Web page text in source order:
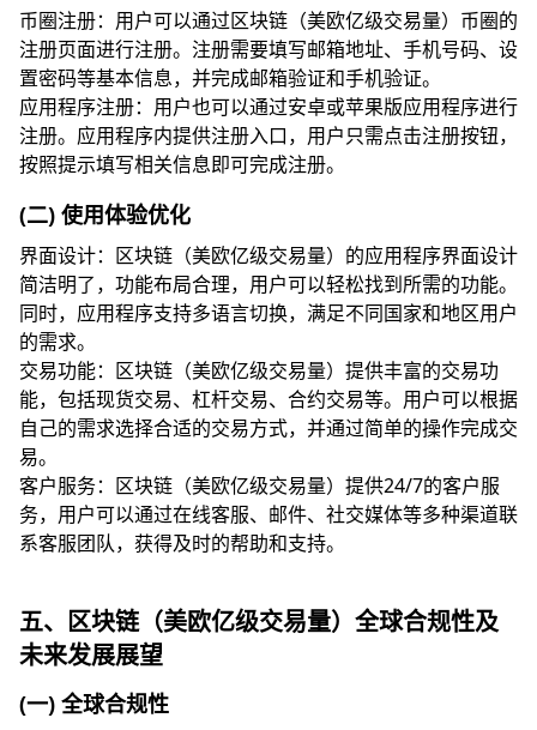
币圈注册：用户可以通过区块链（美欧亿级交易量）币圈的
注册页面进行注册。注册需要填写邮箱地址、手机号码、设
置密码等基本信息，并完成邮箱验证和手机验证。
应用程序注册：用户也可以通过安卓或苹果版应用程序进行
注册。应用程序内提供注册入口，用户只需点击注册按钮，
按照提示填写相关信息即可完成注册。
(二) 使用体验优化
界面设计：区块链（美欧亿级交易量）的应用程序界面设计
简洁明了，功能布局合理，用户可以轻松找到所需的功能。
同时，应用程序支持多语言切换，满足不同国家和地区用户
的需求。
交易功能：区块链（美欧亿级交易量）提供丰富的交易功
能，包括现货交易、杠杆交易、合约交易等。用户可以根据
自己的需求选择合适的交易方式，并通过简单的操作完成交
易。
客户服务：区块链（美欧亿级交易量）提供24/7的客户服
务，用户可以通过在线客服、邮件、社交媒体等多种渠道联
系客服团队，获得及时的帮助和支持。
五、区块链（美欧亿级交易量）全球合规性及
未来发展展望
(一) 全球合规性